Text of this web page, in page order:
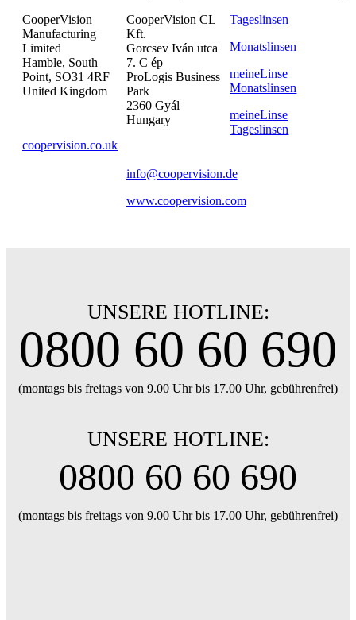
CooperVision
Manufacturing
Limited
Hamble, South
Point, SO31 4RF
United Kingdom
coopervision.co.uk
CooperVision CL
Kft.
Gorcsev Iván utca
7. C ép
ProLogis Business
Park
2360 Gyál
Hungary
info@coopervision.de
www.coopervision.com
Tageslinsen
Monatslinsen
meineLinse
Monatslinsen
meineLinse
Tageslinsen
UNSERE HOTLINE:
0800 60 60 690
(montags bis freitags von 9.00 Uhr bis 17.00 Uhr, gebührenfrei)
UNSERE HOTLINE:
0800 60 60 690
(montags bis freitags von 9.00 Uhr bis 17.00 Uhr, gebührenfrei)